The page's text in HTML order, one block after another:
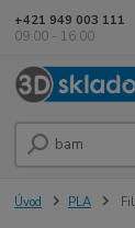
+421 949 003 111
09:00 - 16:00
Úvod PLA